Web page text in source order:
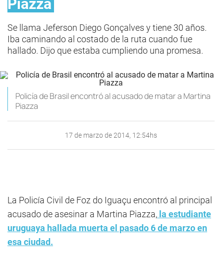
Piazza
Se llama Jeferson Diego Gonçalves y tiene 30 años.
Iba caminando al costado de la ruta cuando fue
hallado. Dijo que estaba cumpliendo una promesa.
Policía de Brasil encontró al acusado de matar a Martina
Piazza
17 de marzo de 2014, 12:54hs
La Policía Civil de Foz do Iguaçu encontró al principal
acusado de asesinar a Martina Piazza, la estudiante
uruguaya hallada muerta el pasado 6 de marzo en
esa ciudad.